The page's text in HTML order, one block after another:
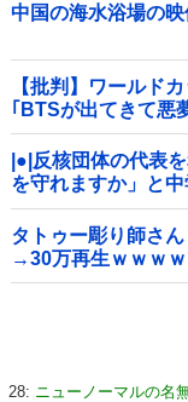
中国の海水浴場の
【批判】ワールド
｢BTSが出てきて悪
|●|反核団体の代表
を守れますか」と
タトゥー彫り師さ
→30万再生ｗｗｗｗ
28: ニューノーマルの名